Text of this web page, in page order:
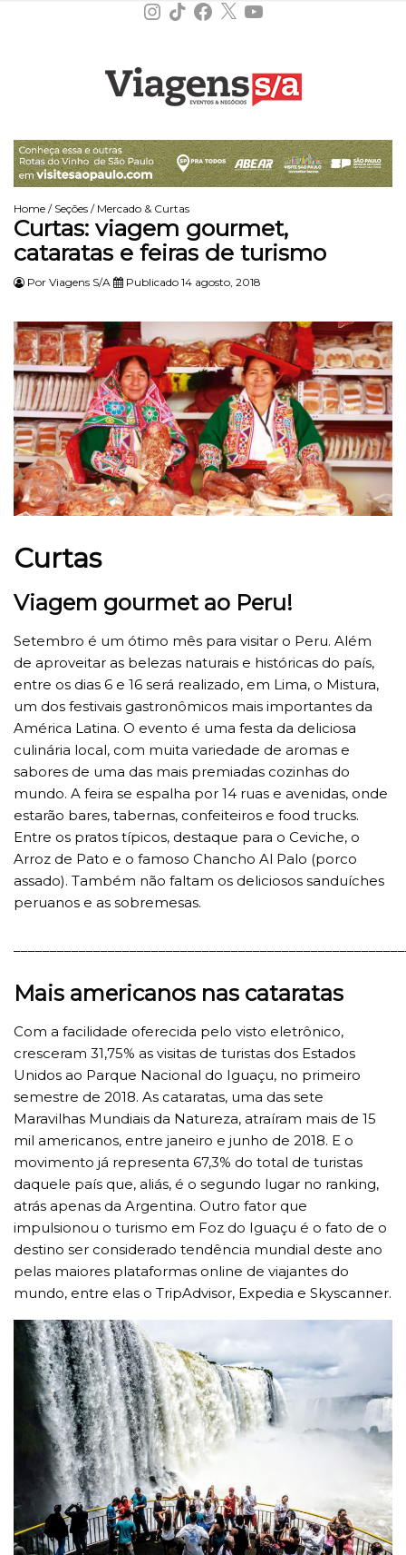
Instagram
TikTokFacebook
X YouTube
Home / Seções / Mercado & Curtas
Curtas: viagem gourmet,
cataratas e feiras de turismo
Por Viagens S/A Publicado 14 agosto, 2018
Curtas
Viagem gourmet ao Peru!
Setembro é um ótimo mês para visitar o Peru. Além
de aproveitar as belezas naturais e históricas do país,
entre os dias 6 e 16 será realizado, em Lima, o Mistura,
um dos festivais gastronômicos mais importantes da
América Latina. O evento é uma festa da deliciosa
culinária local, com muita variedade de aromas e
sabores de uma das mais premiadas cozinhas do
mundo. A feira se espalha por 14 ruas e avenidas, onde
estarão bares, tabernas, confeiteiros e food trucks.
Entre os pratos típicos, destaque para o Ceviche, o
Arroz de Pato e o famoso Chancho Al Palo (porco
assado). Também não faltam os deliciosos sanduíches
peruanos e as sobremesas.
Mais americanos nas cataratas
Com a facilidade oferecida pelo visto eletrônico,
cresceram 31,75% as visitas de turistas dos Estados
Unidos ao Parque Nacional do Iguaçu, no primeiro
semestre de 2018. As cataratas, uma das sete
Maravilhas Mundiais da Natureza, atraíram mais de 15
mil americanos, entre janeiro e junho de 2018. E o
movimento já representa 67,3% do total de turistas
daquele país que, aliás, é o segundo lugar no ranking,
atrás apenas da Argentina. Outro fator que
impulsionou o turismo em Foz do Iguaçu é o fato de o
destino ser considerado tendência mundial deste ano
pelas maiores plataformas online de viajantes do
mundo, entre elas o TripAdvisor, Expedia e Skyscanner.